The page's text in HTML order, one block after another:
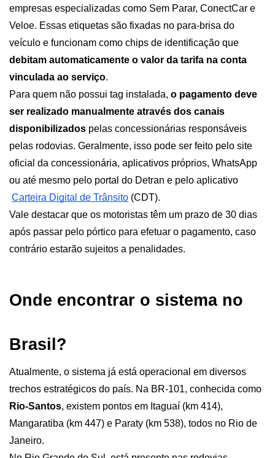
empresas especializadas como Sem Parar, ConectCar e
Veloe. Essas etiquetas são fixadas no para-brisa do
debitam automaticamente o valor da tarifa na conta
vinculada ao serviço.
Para quem não possui tag instalada, o pagamento deve
ser realizado manualmente através dos canais
disponibilizados pelas concessionárias responsáveis
pelas rodovias. Geralmente, isso pode ser feito pelo site
oficial da concessionária, aplicativos próprios, WhatsApp
ou até mesmo pelo portal do Detran e pelo aplicativo
Carteira Digital de Trânsito (CDT).
Vale destacar que os motoristas têm um prazo de 30 dias
após passar pelo pórtico para efetuar o pagamento, caso
contrário estarão sujeitos a penalidades.
Onde encontrar o sistema no
Brasil?
Atualmente, o sistema já está operacional em diversos
Rio-Santos, existem pontos em Itaguaí (km 414),
Mangaratiba (km 447) e Paraty (km 538), todos no Rio de
Janeiro.